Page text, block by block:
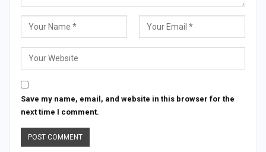
Save my name, email, and website in this browser for the
next time I comment.